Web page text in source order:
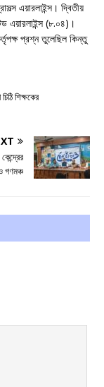
এয়ারলাইন্স। দ্বিতীয়
এয়ারলাইন্স (৮.০৪)।
প্রশ্ন তুলেছিল কিন্তু
শিক্ষকের
গণমঞ্চ